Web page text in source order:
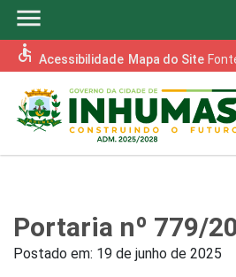
menu
accessible Acessibilidade Mapa do Site
Portaria nº 779/
Postado em: 19 de junho de 2025